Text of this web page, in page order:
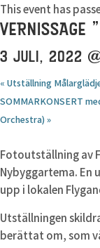
This event has
VERNISSAGE
3 JULI, 2022
« Utställning
SOMMARKONSERT
Orchestra) »
Fotoutställning av
Nybyggartema.
upp i lokalen
Utställningen
berättat om, som